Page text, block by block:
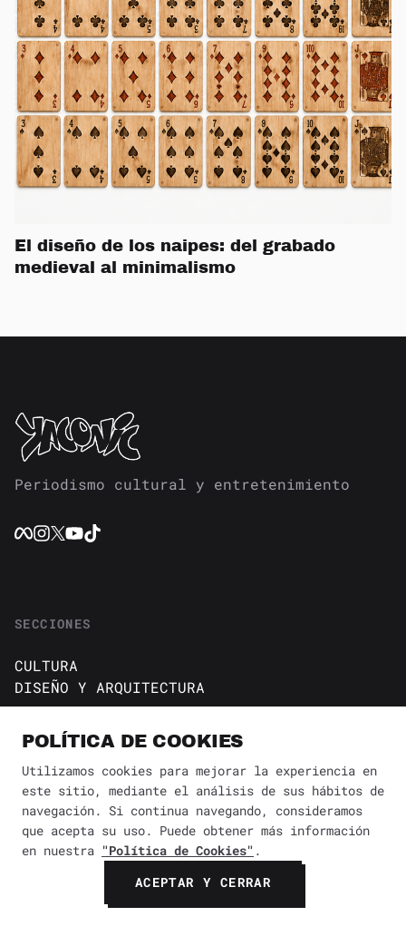
El diseño de los naipes: del grabado
medieval al minimalismo
Periodismo cultural y entretenimiento
SECCIONES
CULTURA
DISEÑO Y ARQUITECTURA
ESTILO DE VIDA
GUÍAS
NOTICIAS
INFORMACIÓN
SOBRE NOSOTROS
Política de cookies
POLÍTICA DE COOKIES
Utilizamos cookies para mejorar la experiencia en
este sitio, mediante el análisis de sus hábitos de
navegación. Si continua navegando, consideramos
que acepta su uso. Puede obtener más información
en nuestra "Política de Cookies" .
ACEPTAR Y CERRAR